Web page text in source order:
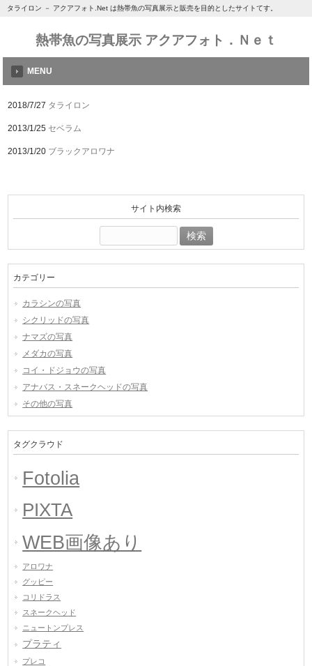
タライロン － アクアフォト.Net は熱帯魚の写真展示と販売を目的としたサイトてす。
熱帯魚の写真展示 アクアフォト．Ｎｅｔ
MENU
2018/7/27 タライロン
2013/1/25 セベラム
2013/1/20 ブラックアロワナ
サイト内検索
索:
カテゴリー
カラシンの写真
シクリッドの写真
ナマズの写真
メダカの写真
コイ・ドジョウの写真
アナバス・スネークヘッドの写真
その他の写真
タグクラウド
Fotolia
PIXTA
WEB画像あり
アロワナ
グッピー
コリドラス
スネークヘッド
ニュートンプレス
プラティ
プレコ